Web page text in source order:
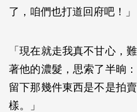
了，咱們也打道回府吧！」
「現在就走我真不甘心，
著他的濃髮，思索了半晌
留下那幾件東西是不是拍
樣。」